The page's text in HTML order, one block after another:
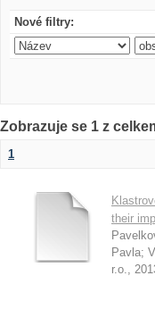
Nové filtry:
Zobrazuje se 1 z
1
their
Pavla;
r.o.,